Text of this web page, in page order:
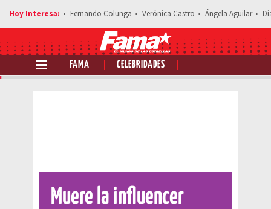
Fernando Colunga Verónica Castro Ángela Aguilar
FAMA CELEBRIDADES
Comparte esta noticia
Muere la influencer